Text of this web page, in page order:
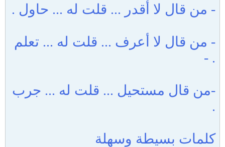
- من قال لا أقدر ... قلت له ... حاول .
- من قال لا أعرف ... قلت له ... تعلم
. -
-من قال مستحيل ... قلت له ... جرب
.
كلمات بسيطة وسهلة